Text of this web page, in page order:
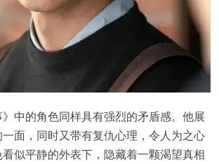
中的角色同样具有强烈的矛盾感。他展
面，同时又带有复仇心理，令人为之心
似平静的外表下，隐藏着一颗渴望真相